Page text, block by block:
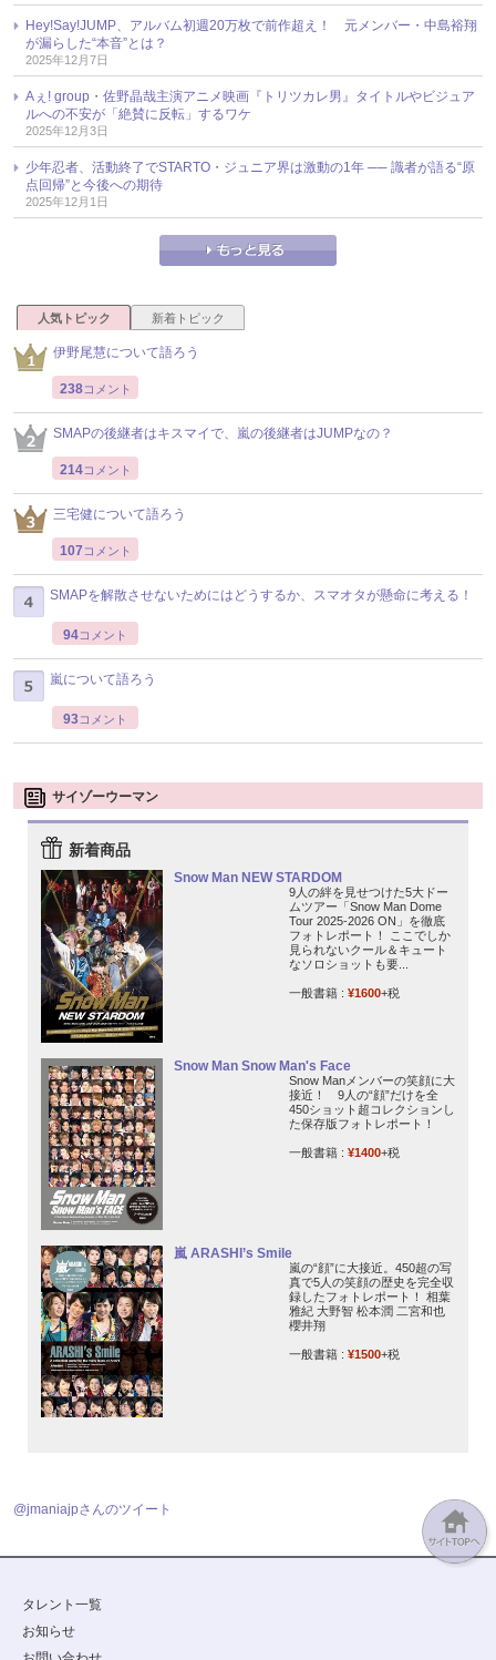
Hey!Say!JUMP、アルバム初週20万枚で前作超え！ 元メンバー・中島裕翔
が漏らした“本音”とは？
2025年12月7日
Aぇ! group・佐野晶哉主演アニメ映画『トリツカレ男』タイトルやビジュア
ルへの不安が「絶賛に反転」するワケ
2025年12月3日
少年忍者、活動終了でSTARTO・ジュニア界は激動の1年 ── 識者が語る“原
点回帰”と今後への期待
2025年12月1日
人気トピック 新着トピック
伊野尾慧について語ろう
238コメント
SMAPの後継者はキスマイで、嵐の後継者はJUMPなの？
214コメント
三宅健について語ろう
107コメント
SMAPを解散させないためにはどうするか、スマオタが懸命に考える！
94コメント
嵐について語ろう
93コメント
サイゾーウーマン
新着商品
Snow Man NEW STARDOM
9人の絆を見せつけた5大ドー
ムツアー「Snow Man Dome
Tour 2025-2026 ON」を徹底
フォトレポート！ ここでしか
見られないクール＆キュート
なソロショットも要...
一般書籍 : ¥1600+税
Snow Man Snow Man's Face
Snow Manメンバーの笑顔に大
接近！ 9人の“顔”だけを全
450ショット超コレクションし
た保存版フォトレポート！
一般書籍 : ¥1400+税
嵐 ARASHI’s Smile
嵐の“顔”に大接近。450超の写
真で5人の笑顔の歴史を完全収
録したフォトレポート！ 相葉
雅紀 大野智 松本潤 二宮和也
櫻井翔
一般書籍 : ¥1500+税
@jmaniajpさんのツイート
タレント一覧
お知らせ